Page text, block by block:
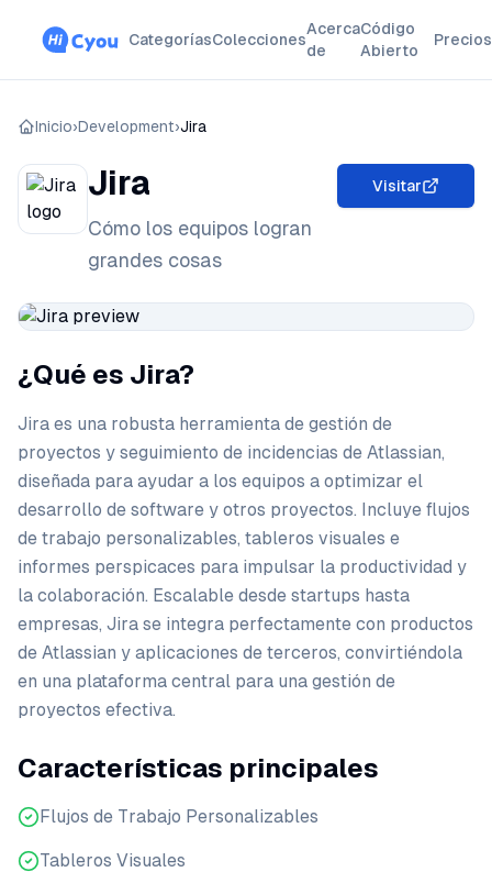
CategoríasColecciones
Acerca
de
Código
Abierto
Precios
Inicio›Development›Jira
Jira
Cómo los equipos logran
grandes cosas
Visitar
¿Qué es Jira?
Jira es una robusta herramienta de gestión de
proyectos y seguimiento de incidencias de Atlassian,
diseñada para ayudar a los equipos a optimizar el
desarrollo de software y otros proyectos. Incluye flujos
de trabajo personalizables, tableros visuales e
informes perspicaces para impulsar la productividad y
la colaboración. Escalable desde startups hasta
empresas, Jira se integra perfectamente con productos
de Atlassian y aplicaciones de terceros, convirtiéndola
en una plataforma central para una gestión de
proyectos efectiva.
Características principales
Flujos de Trabajo Personalizables
Tableros Visuales